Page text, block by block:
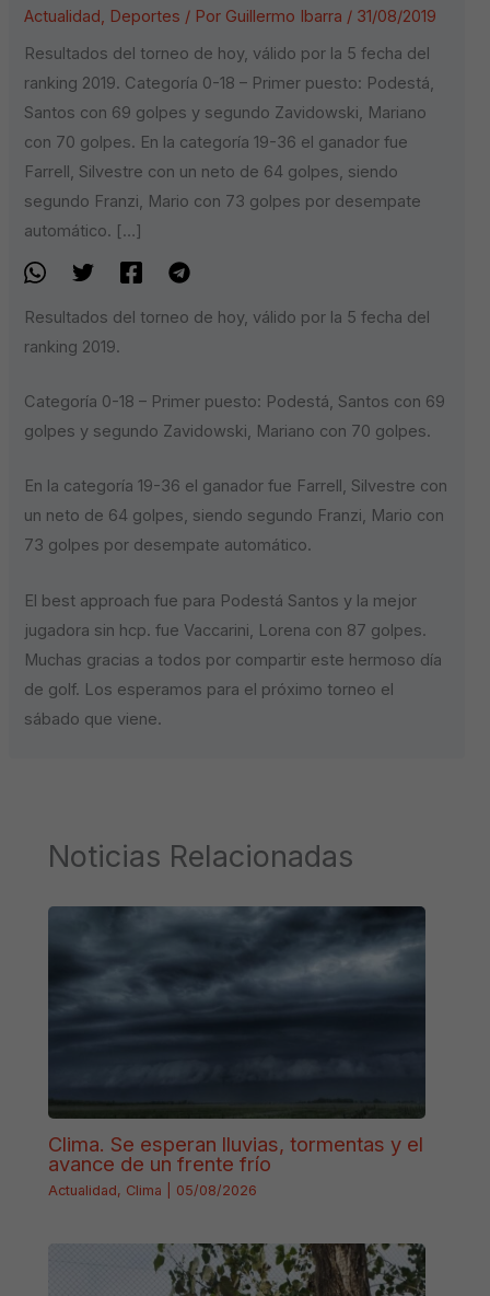
Actualidad, Deportes / Por Guillermo Ibarra / 31/08/2019
Resultados del torneo de hoy, válido por la 5 fecha del
ranking 2019. Categoría 0-18 – Primer puesto: Podestá,
Santos con 69 golpes y segundo Zavidowski, Mariano
con 70 golpes. En la categoría 19-36 el ganador fue
Farrell, Silvestre con un neto de 64 golpes, siendo
segundo Franzi, Mario con 73 golpes por desempate
automático. […]
Resultados del torneo de hoy, válido por la 5 fecha del
ranking 2019.
Categoría 0-18 – Primer puesto: Podestá, Santos con 69
golpes y segundo Zavidowski, Mariano con 70 golpes.
En la categoría 19-36 el ganador fue Farrell, Silvestre con
un neto de 64 golpes, siendo segundo Franzi, Mario con
73 golpes por desempate automático.
El best approach fue para Podestá Santos y la mejor
jugadora sin hcp. fue Vaccarini, Lorena con 87 golpes.
Muchas gracias a todos por compartir este hermoso día
de golf. Los esperamos para el próximo torneo el
sábado que viene.
Noticias Relacionadas
Clima. Se esperan lluvias, tormentas y el
avance de un frente frío
Actualidad, Clima 05/08/2026